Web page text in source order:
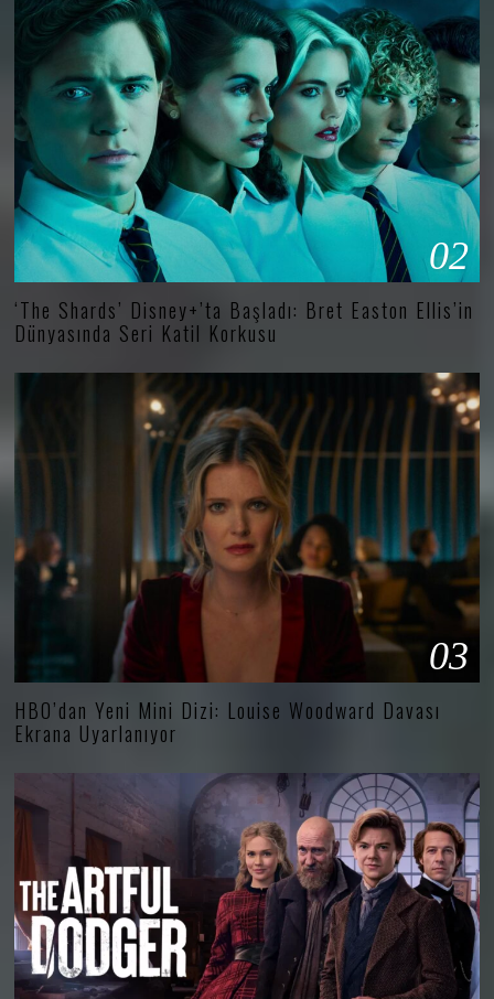
02
‘The Shards’ Disney+’ta Başladı: Bret Easton Ellis’in
Dünyasında Seri Katil Korkusu
03
HBO’dan Yeni Mini Dizi: Louise Woodward Davası
Ekrana Uyarlanıyor